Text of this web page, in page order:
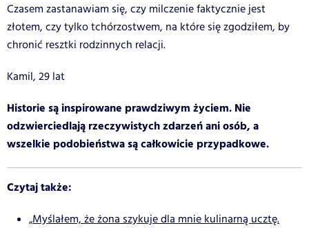
Czasem zastanawiam się, czy milczenie faktycznie jest
złotem, czy tylko tchórzostwem, na które się zgodziłem, by
chronić resztki rodzinnych relacji.
Kamil, 29 lat
Historie są inspirowane prawdziwym życiem. Nie
odzwierciedlają rzeczywistych zdarzeń ani osób, a
wszelkie podobieństwa są całkowicie przypadkowe.
Czytaj także:
„Myślałem, że żona szykuje dla mnie kulinarną ucztę.